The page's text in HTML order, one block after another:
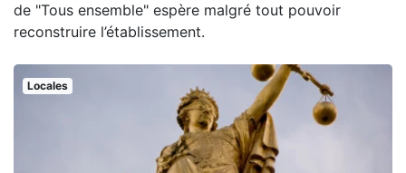
de "Tous ensemble" espère malgré tout pouvoir
reconstruire l’établissement.
Locales